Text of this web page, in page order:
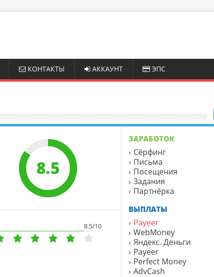
КОНТАКТЫ АККАУНТ ЭПС
8.5
8.5/10
ЗАРАБОТОК
Сёрфинг
Письма
Посещения
Задания
Партнёрка
ВЫПЛАТЫ
Payeer
WebMoney
Яндекс. Деньги
Payeer
Perfect Money
AdvCash